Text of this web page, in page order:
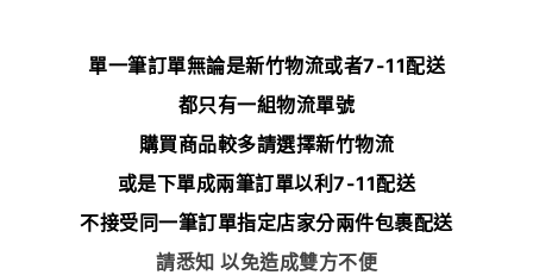
單一筆訂單無論是新竹物流或者7-11配送
都只有一組物流單號
購買商品較多請選擇新竹物流
或是下單成兩筆訂單以利7-11配送
不接受同一筆訂單指定店家分兩件包裹配送
請悉知 以免造成雙方不便